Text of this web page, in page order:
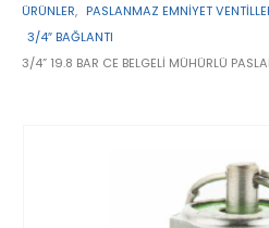
ÜRÜNLER, PASLANMAZ EMNIYET
3/4″ BAĞLANTI
3/4” 19.8 BAR CE BELGELI MÜHÜRLÜ